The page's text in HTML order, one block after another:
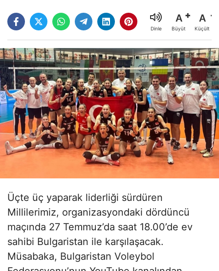
Dinle
A
Büyüt
A
Küçült
Üçte üç yaparak liderliği sürdüren
Millilerimiz, organizasyondaki dördüncü
maçında 27 Temmuz’da saat 18.00’de ev
sahibi Bulgaristan ile karşılaşacak.
Müsabaka, Bulgaristan Voleybol